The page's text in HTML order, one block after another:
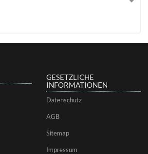
GESETZLICHE
INFORMATIONEN
Datenschutz
AGB
Sitemap
Impressum